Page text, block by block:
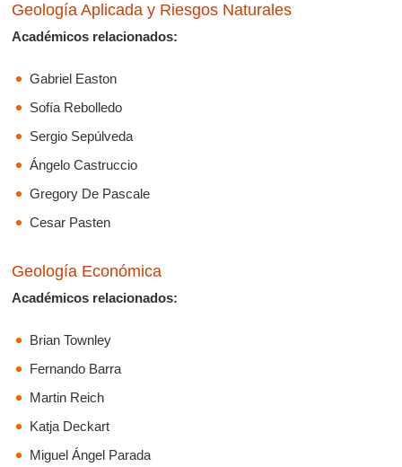
Geología Aplicada y Riesgos Naturales
Académicos relacionados:
Gabriel Easton
Sofía Rebolledo
Sergio Sepúlveda
Ángelo Castruccio
Gregory De Pascale
Cesar Pasten
Geología Económica
Académicos relacionados:
Brian Townley
Fernando Barra
Martin Reich
Katja Deckart
Miguel Ángel Parada